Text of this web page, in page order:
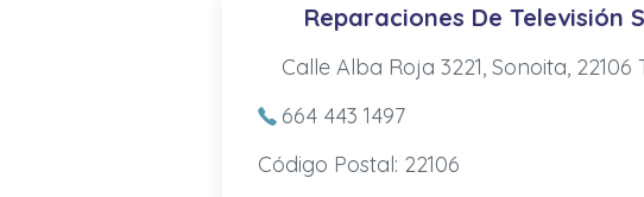
Reparaciones De Televisión
Calle Alba Roja 3221, Sonoita, 22106
664 443 1497
Código Postal: 22106